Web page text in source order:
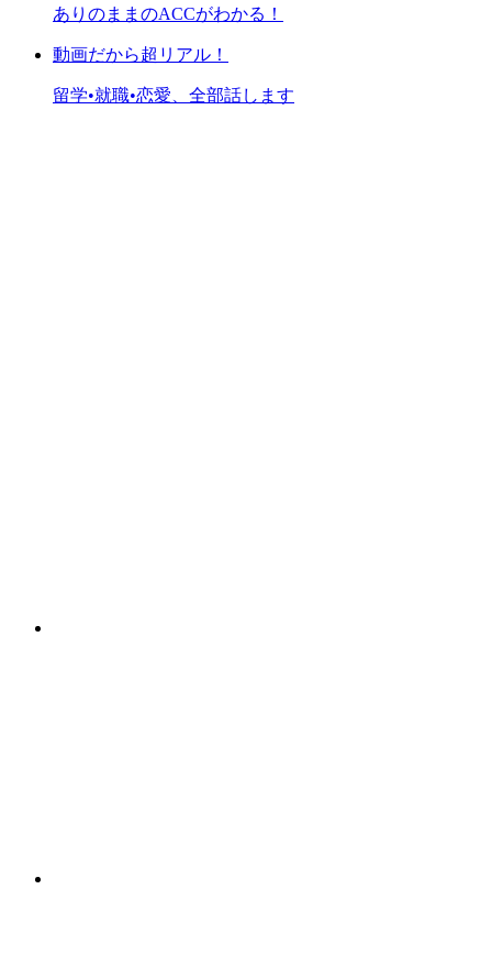
ありのままのACCがわかる！
動画だから超リアル！
留学•就職•恋愛、全部話します